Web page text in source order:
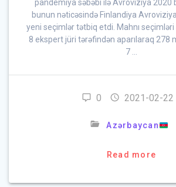
pandemiya səbəbi ilə Avroviziya 2020
bunun nəticəsində Finlandiya
yeni seçimlər tətbiq etdi. Mahnı seçimləri
8 ekspert jüri tərəfindən aparılaraq 278
7 …
0 2021-02-22
Azərbaycan
Read more